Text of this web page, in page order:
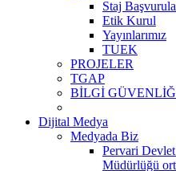
Staj
Etik Kurul
Yayınlarımız
TUEK
PROJELER
TGAP
BİLGİ
Dijital Medya
Medyada Biz
Pervari
Müdürlüğü